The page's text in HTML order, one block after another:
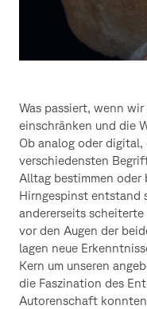
Was passiert, wenn
einschränken und die
Ob analog oder
verschiedensten
Alltag bestimmen oder
Hirngespinst entstand
andererseits
vor den Augen der
lagen neue
Kern um unseren
die Faszination des
Autorenschaft